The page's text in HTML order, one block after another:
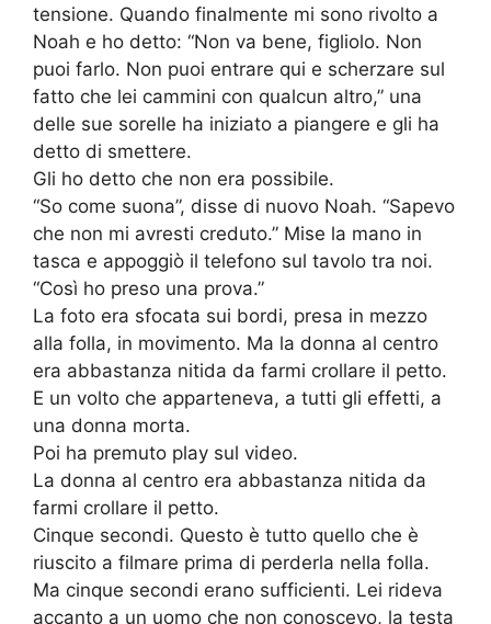
tensione. Quando finalmente mi sono rivolto a
Noah e ho detto: “Non va bene, figliolo. Non
puoi farlo. Non puoi entrare qui e scherzare sul
fatto che lei cammini con qualcun altro,” una
delle sue sorelle ha iniziato a piangere e gli ha
detto di smettere.
Gli ho detto che non era possibile.
“So come suona”, disse di nuovo Noah. “Sapevo
che non mi avresti creduto.” Mise la mano in
tasca e appoggiò il telefono sul tavolo tra noi.
“Così ho preso una prova.”
La foto era sfocata sui bordi, presa in mezzo
alla folla, in movimento. Ma la donna al centro
era abbastanza nitida da farmi crollare il petto.
E un volto che apparteneva, a tutti gli effetti, a
una donna morta.
Poi ha premuto play sul video.
La donna al centro era abbastanza nitida da
farmi crollare il petto.
Cinque secondi. Questo è tutto quello che è
riuscito a filmare prima di perderla nella folla.
Ma cinque secondi erano sufficienti. Lei rideva
accanto a un uomo che non conoscevo, la testa